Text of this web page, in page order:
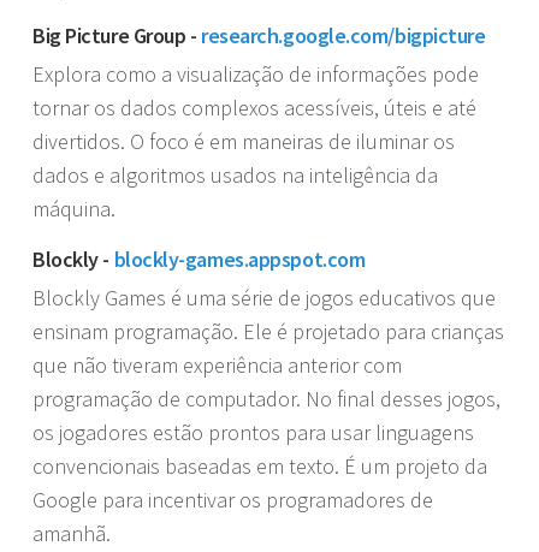
Big Picture Group - research.google.com/bigpicture
Explora como a visualização de informações pode
tornar os dados complexos acessíveis, úteis e até
divertidos. O foco é em maneiras de iluminar os
dados e algoritmos usados na inteligência da
máquina.
Blockly - blockly-games.appspot.com
Blockly Games é uma série de jogos educativos que
ensinam programação. Ele é projetado para crianças
que não tiveram experiência anterior com
programação de computador. No final desses jogos,
os jogadores estão prontos para usar linguagens
convencionais baseadas em texto. É um projeto da
Google para incentivar os programadores de
amanhã.